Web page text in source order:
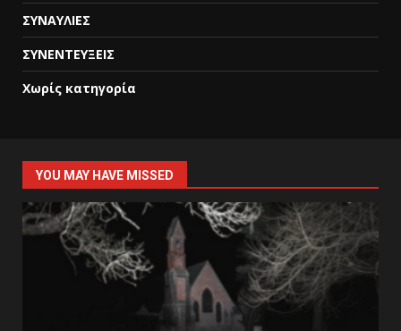
ΣΥΝΑΥΛΙΕΣ
ΣΥΝΕΝΤΕΥΞΕΙΣ
Χωρίς κατηγορία
YOU MAY HAVE MISSED